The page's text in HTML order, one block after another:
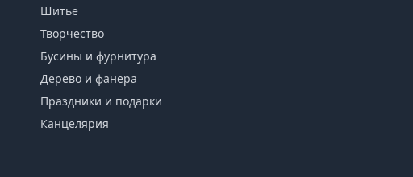
Шитье
Творчество
Бусины и фурнитура
Дерево и фанера
Праздники и подарки
Канцелярия